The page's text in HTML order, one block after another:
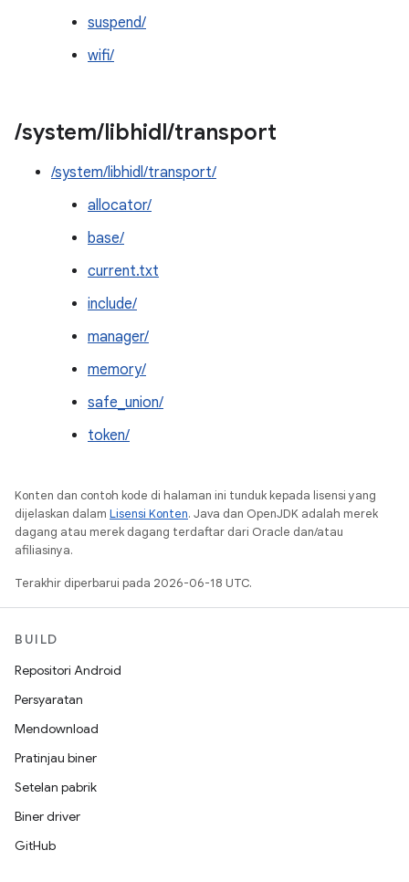
suspend/
wifi/
/system/libhidl/transport
/system/libhidl/transport/
allocator/
base/
current.txt
include/
manager/
memory/
safe_union/
token/
Konten dan contoh kode di halaman ini tunduk kepada lisensi yang
dijelaskan dalam Lisensi Konten. Java dan OpenJDK adalah merek
dagang atau merek dagang terdaftar dari Oracle dan/atau
afiliasinya.
Terakhir diperbarui pada 2026-06-18 UTC.
BUILD
Repositori Android
Persyaratan
Mendownload
Pratinjau biner
Setelan pabrik
Biner driver
GitHub